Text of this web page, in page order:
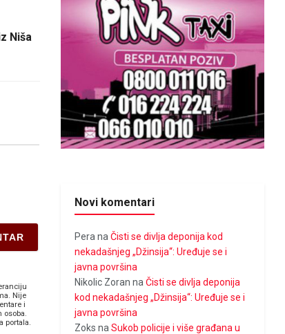
Niša
Nije
i
portala.
Novi komentari
Pera naČisti se divlja deponija kod
nekadašnjeg „Džinsija“: Uređuje se i
javna površina
Nikolic Zoran naČisti se divlja deponija
kod nekadašnjeg „Džinsija“: Uređuje se i
javna površina
Zoks naSukob policije i više građana u